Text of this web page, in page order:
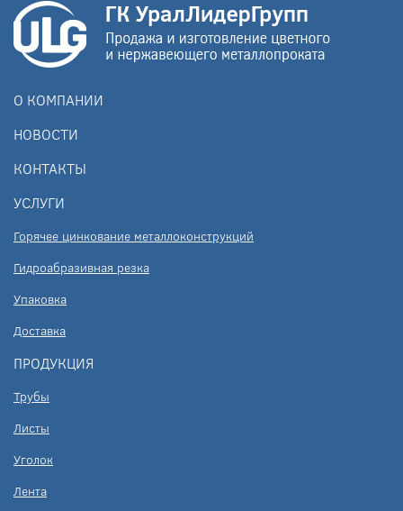
О КОМПАНИИ
НОВОСТИ
КОНТАКТЫ
УСЛУГИ
Горячее цинкование металлоконструкций
Гидроабразивная резка
Упаковка
Доставка
ПРОДУКЦИЯ
Трубы
Листы
Уголок
Лента